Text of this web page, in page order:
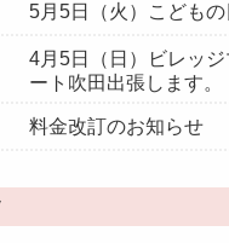
5月5日（火）こどもの
4月5日（日）ビレッジ
ート吹田出張します。
料金改訂のお知らせ